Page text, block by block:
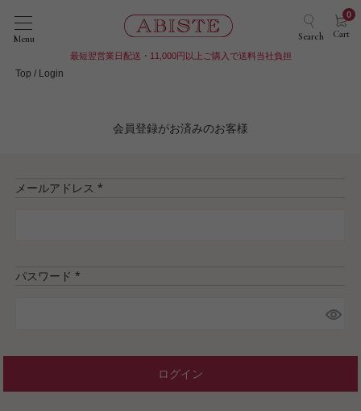
Menu Search Cart
0
最短翌営業日配送・11,000円以上ご購入で送料当社負担
Top Login
会員登録がお済みのお客様
メールアドレス
パスワード
ログイン